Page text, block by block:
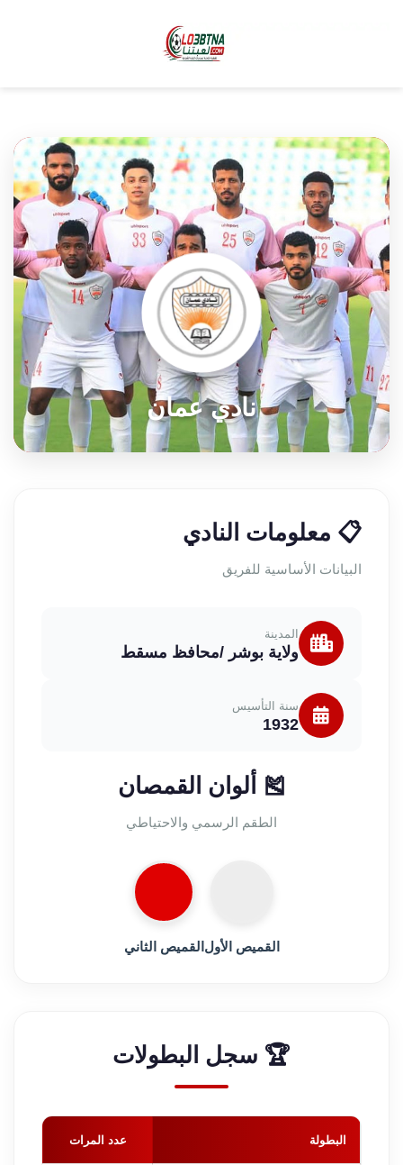
نادي عمان
📋 معلومات النادي
البيانات الأساسية للفريق
المدينة
ولاية بوشر /محافظ مسقط
سنة التأسيس
1932
🎽 ألوان القمصان
الطقم الرسمي والاحتياطي
القميص الأول القميص الثاني
🏆 سجل البطولات
البطولة عدد المرات